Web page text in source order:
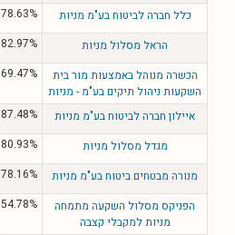
כלל חברה לביטוח בע"מ מניות 78.63%
הראל מסלול מניות
82.97%
הכשרה מנוהל באמצעות מור בית
השקעות ניהול תיקים בע"מ - מניות
69.47%
איילון חברה לביטוח בע"מ מניות 87.48%
מגדל מסלול מניות
80.93%
מנורה מבטחים ביטוח בע"מ מניות
78.16%
הפניקס מסלול השקעה מתמחה
מניות למקבלי קצבה
54.78%